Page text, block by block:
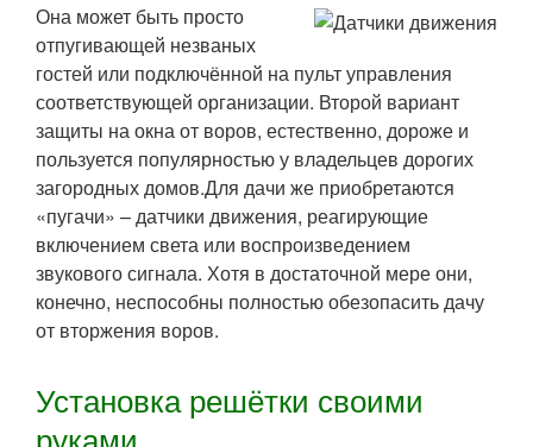
Она может быть просто
отпугивающей незваных
гостей или подключённой на пульт управления
соответствующей организации. Второй вариант
защиты на окна от воров, естественно, дороже и
пользуется популярностью у владельцев дорогих
загородных домов.Для дачи же приобретаются
«пугачи» – датчики движения, реагирующие
включением света или воспроизведением
звукового сигнала. Хотя в достаточной мере они,
конечно, неспособны полностью обезопасить дачу
от вторжения воров.
Установка решётки своими
руками